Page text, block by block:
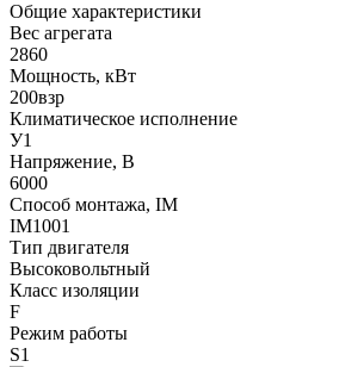
Общие характеристики
Вес агрегата
2860
Мощность, кВт
200взр
Климатическое исполнение
У1
Напряжение, В
6000
Способ монтажа, IM
IM1001
Тип двигателя
Высоковольтный
Класс изоляции
F
Режим работы
S1